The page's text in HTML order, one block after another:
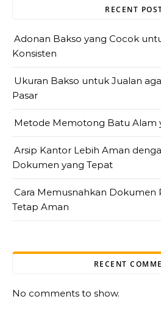
RECENT
Adonan Bakso yang Cocok
Konsisten
Ukuran Bakso untuk Jualan
Pasar
Metode Memotong Batu Alam
Arsip Kantor Lebih Aman
Dokumen yang Tepat
Cara Memusnahkan Dokumen
Tetap Aman
RECENT
No comments to show.